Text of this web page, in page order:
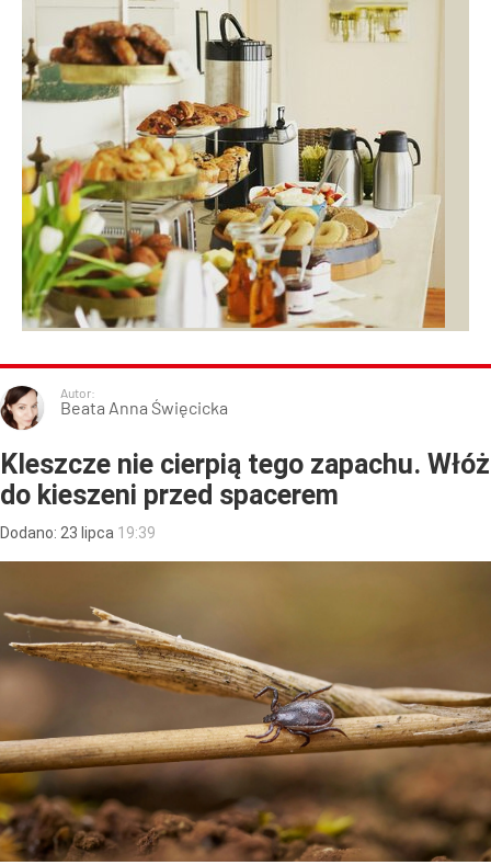
Autor:
Beata Anna Święcicka
Kleszcze nie cierpią tego zapachu. Włóż
do kieszeni przed spacerem
Dodano: 23 lipca 19:39